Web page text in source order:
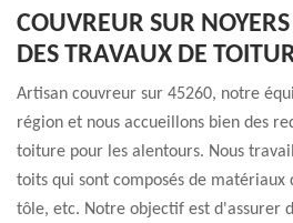
COUVREUR SUR
DES TRAVAUX DE
Artisan couvreur sur 45260, notre
région et nous accueillons bien des
toiture pour les alentours. Nous
toits qui sont composés de
tôle, etc. Notre objectif est d'assurer